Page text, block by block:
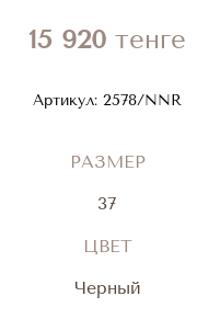
15 920 тенге
Артикул: 2578/NNR
РАЗМЕР
37
ЦВЕТ
Черный